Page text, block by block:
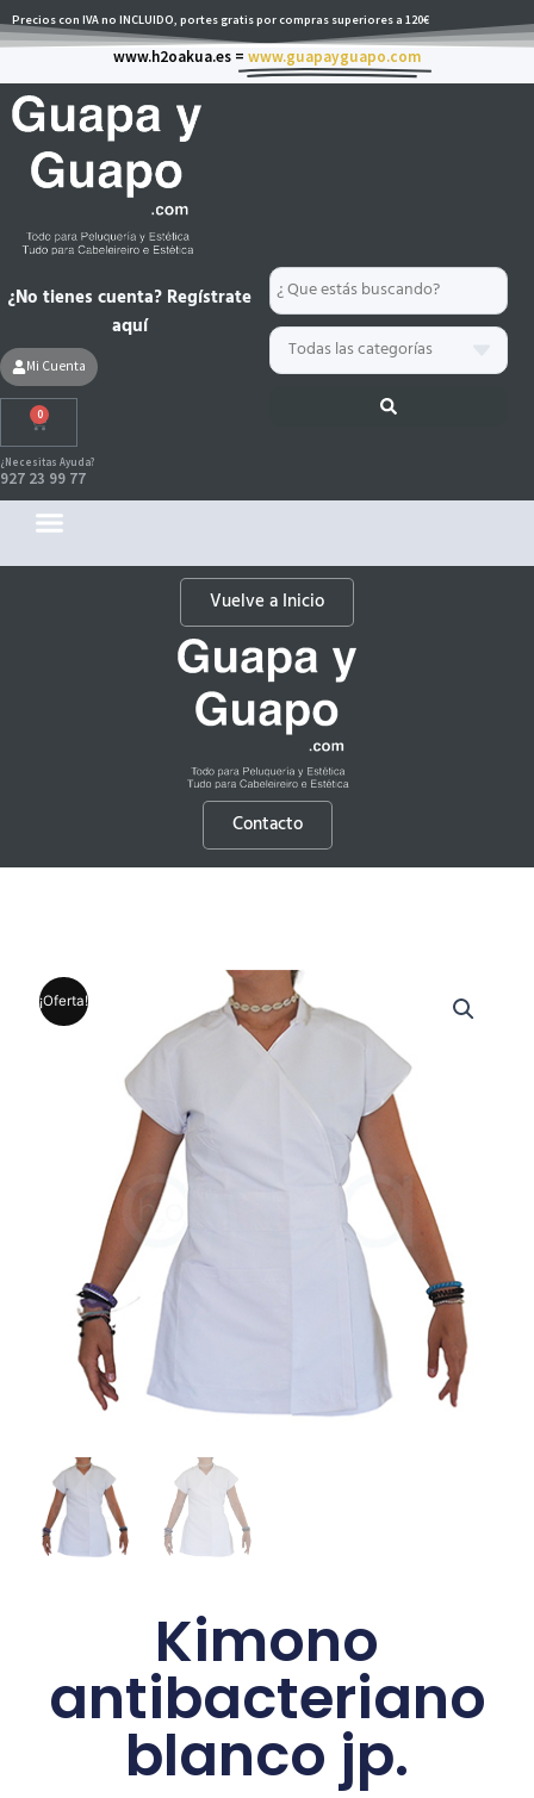
al
Precios con IVA no INCLUIDO, portes gratis por compras superiores a 120€
www.h2oakua.es = www.guapayguapo.com
Search
...
¿No tienes cuenta? Regístrate
aquí
Mi Cuenta
0
Carrito
¿Necesitas Ayuda?
927 23 99 77
Vuelve a Inicio
Contacto
¡Oferta!
Kimono
antibacteriano
blanco jp.